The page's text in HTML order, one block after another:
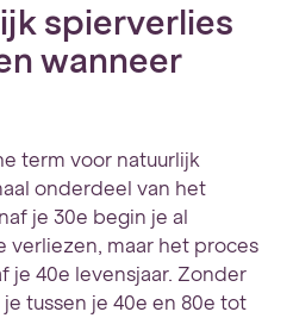
spierverlies
wanneer
term voor natuurlijk
onderdeel van het
je 30e begin je al
verliezen, maar het proces
je 40e levensjaar. Zonder
tussen je 40e en 80e tot